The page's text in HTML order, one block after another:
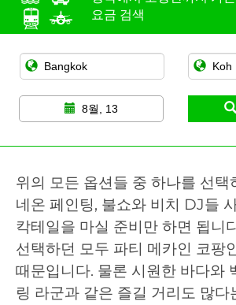
요금 검색
8월, 13
위의 모든 옵션들 중 하나를 선택
네온 페인팅, 불쇼와 비치 DJ들
칵테일을 마실 준비만 하면 됩니
선택하던 모두 파티 메카인 코팡
때문입니다. 물론 시원한 바다와
링 라군과 같은 즐길 거리도 많다